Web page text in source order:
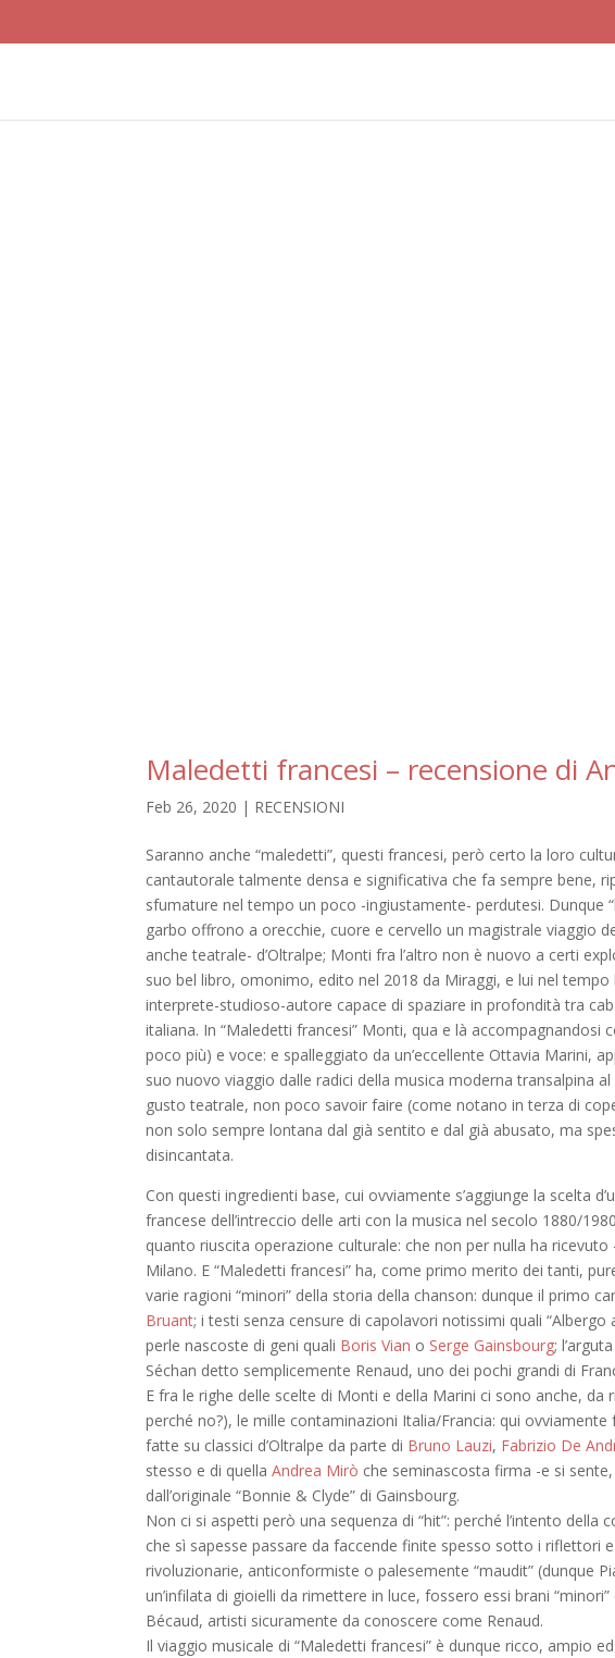
Maledetti francesi – recensione di
Feb 26, 2020 | RECENSIONI
Saranno anche “maledetti”, questi francesi, però certo la loro
cantautorale talmente densa e significativa che fa sempre bene,
sfumature nel tempo un poco -ingiustamente- perdutesi. Dunque
garbo offrono a orecchie, cuore e cervello un magistrale viaggio
anche teatrale- d’Oltralpe; Monti fra l’altro non è nuovo a certi
suo bel libro, omonimo, edito nel 2018 da Miraggi, e lui nel
interprete-studioso-autore capace di spaziare in profondità tra
italiana. In “Maledetti francesi” Monti, qua e là accompagnandosi
poco più) e voce: e spalleggiato da un’eccellente Ottavia Marini,
suo nuovo viaggio dalle radici della musica moderna transalpina
gusto teatrale, non poco savoir faire (come notano in terza di
non solo sempre lontana dal già sentito e dal già abusato, ma
disincantata.
Con questi ingredienti base, cui ovviamente s’aggiunge la scelta
francese dell’intreccio delle arti con la musica nel secolo 1880/
quanto riuscita operazione culturale: che non per nulla ha
Milano. E “Maledetti francesi” ha, come primo merito dei tanti,
varie ragioni “minori” della storia della chanson: dunque il primo
Bruant; i testi senza censure di capolavori notissimi quali
perle nascoste di geni quali Boris Vian o Serge Gainsbourg;
Séchan detto semplicemente Renaud, uno dei pochi grandi di
E fra le righe delle scelte di Monti e della Marini ci sono anche, da
perché no?), le mille contaminazioni Italia/Francia: qui
fatte su classici d’Oltralpe da parte di Bruno Lauzi, Fabrizio De
stesso e di quellaAndrea Mirò che seminascosta firma -e si
dall’originale “Bonnie & Clyde” di Gainsbourg.
Non ci si aspetti però una sequenza di “hit”: perché l’intento
che sì sapesse passare da faccende finite spesso sotto i riflettori
rivoluzionarie, anticonformiste o palesemente “maudit” (dunque
un’infilata di gioielli da rimettere in luce, fossero essi brani
Bécaud, artisti sicuramente da conoscere come Renaud.
Il viaggio musicale di “Maledetti francesi” è dunque ricco, ampio